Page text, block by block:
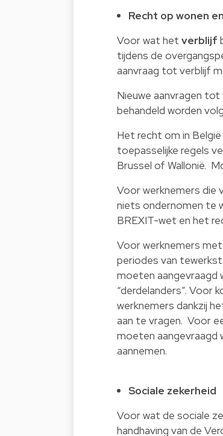
Recht op wonen
Voor wat het verblijf
tijdens de
aanvraag tot verblijf
Nieuwe aanvragen
behandeld worden
Het recht om in
toepasselijke regels
Brussel of Wallonië.
Voor werknemers die
niets ondernomen te
BREXIT-wet en het
Voor werknemers
periodes van
moeten aangevraagd
“derdelanders”. Voor
werknemers dankzij
aan te vragen. Voor
moeten aangevraagd
aannemen.
Sociale zekerheid
Voor wat de sociale
handhaving van de